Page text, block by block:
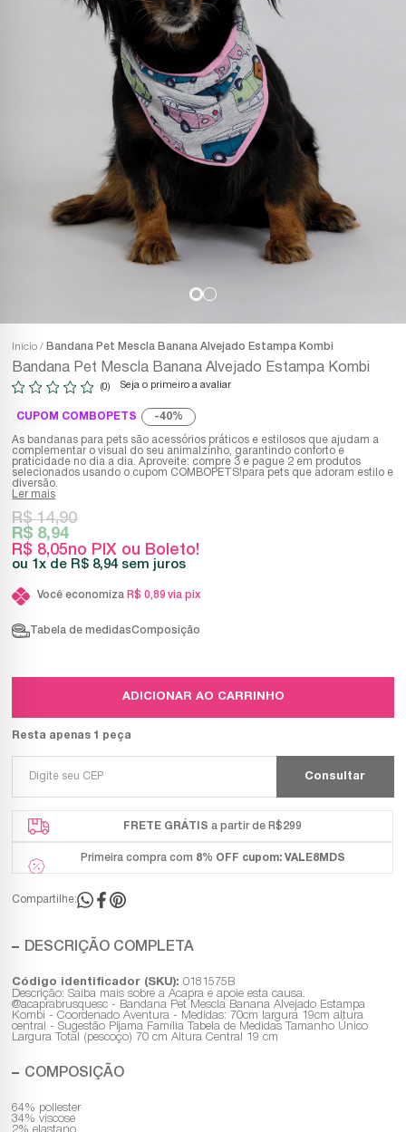
Início Bandana Pet Mescla Banana Alvejado Estampa Kombi
Bandana Pet Mescla Banana Alvejado Estampa Kombi
(0) Seja o primeiro a avaliar
CUPOM COMBOPETS 40%
As bandanas para pets são acessórios práticos e estilosos que ajudam a
complementar o visual do seu animalzinho, garantindo conforto e
praticidade no dia a dia. Aproveite: compre 3 e pague 2 em produtos
selecionados usando o cupom COMBOPETS!para pets que adoram estilo e
diversão.
Ler mais
R$ 8,05no PIX ou Boleto!
R$ 14,90
R$ 8,94
1x R$ 8,94 sem juros
Você economiza R$ 0,89 via pix
Tabela de medidasComposição
ADICIONAR AO CARRINHO
Resta apenas 1 peça
FRETE GRÁTIS a partir de R$299
Primeira compra com 8% OFF cupom: VALE8MDS
Compartilhe:
DESCRIÇÃO COMPLETA
Código identificador (SKU): 0181575B
Descrição: Saiba mais sobre a Acapra e apoie esta causa.
@acaprabrusquesc - Bandana Pet Mescla Banana Alvejado Estampa
Kombi - Coordenado Aventura - Medidas: 70cm largura 19cm altura
central - Sugestão Pijama Família Tabela de Medidas Tamanho Único
Largura Total (pescoço) 70 cm Altura Central 19 cm
COMPOSIÇÃO
64% poliester
34% viscose
2% elastano